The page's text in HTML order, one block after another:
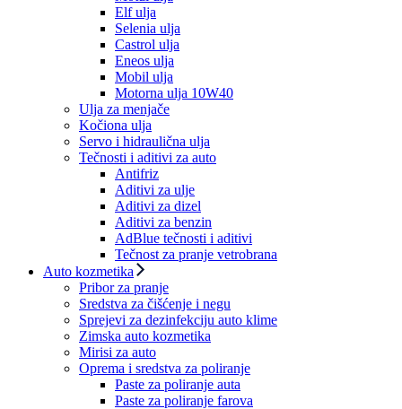
Elf ulja
Selenia ulja
Castrol ulja
Eneos ulja
Mobil ulja
Motorna ulja 10W40
Ulja za menjače
Kočiona ulja
Servo i hidraulična ulja
Tečnosti i aditivi za auto
Antifriz
Aditivi za ulje
Aditivi za dizel
Aditivi za benzin
AdBlue tečnosti i aditivi
Tečnost za pranje vetrobrana
Auto kozmetika
Pribor za pranje
Sredstva za čišćenje i negu
Sprejevi za dezinfekciju auto klime
Zimska auto kozmetika
Mirisi za auto
Oprema i sredstva za poliranje
Paste za poliranje auta
Paste za poliranje farova